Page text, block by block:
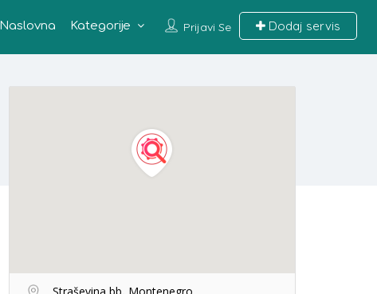
Prijavi Se Dodaj servis
Naslovna Kategorije